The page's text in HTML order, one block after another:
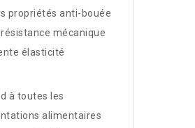
propriétés anti-bouée
mécanique
élasticité
à toutes les
alimentaires